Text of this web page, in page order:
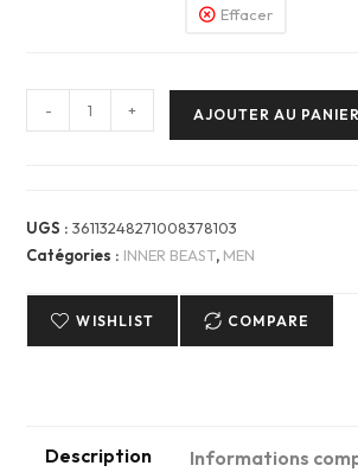
Effacer
de
Shirt
—
BEAST
- + AJOUTER AU PANIER
UGS :36113248271008378103
Catégories : INNER BEAST, MEN
WISHLIST COMPARE
Description Informations